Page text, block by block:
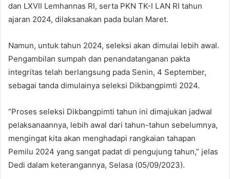
dan LXVII Lemhannas RI, serta PKN TK-I LAN RI tahun
ajaran 2024, dilaksanakan pada bulan Maret.
Namun, untuk tahun 2024, seleksi akan dimulai lebih awal.
Pengambilan sumpah dan penandatanganan pakta
integritas telah berlangsung pada Senin, 4 September,
sebagai tanda dimulainya seleksi Dikbangpimti 2024.
“Proses seleksi Dikbangpimti tahun ini dimajukan jadwal
pelaksanaannya, lebih awal dari tahun-tahun sebelumnya,
mengingat kita akan menghadapi rangkaian tahapan
Pemilu 2024 yang sangat padat di pengujung tahun,” jelas
Dedi dalam keterangannya, Selasa (05/09/2023).